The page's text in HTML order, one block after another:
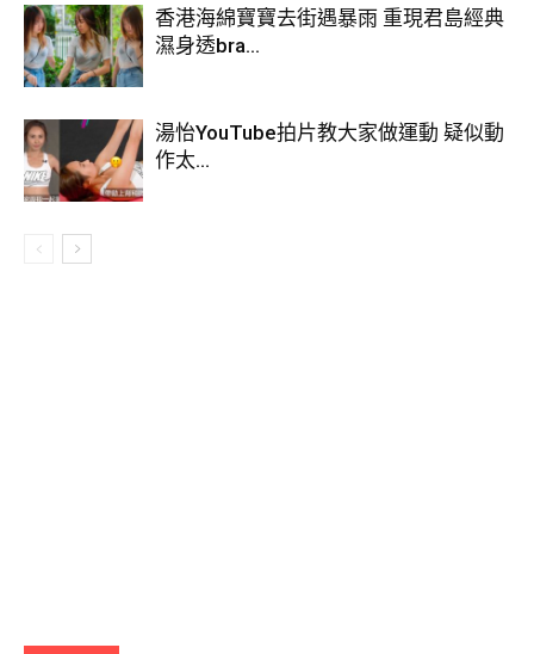
香港海綿寶寶去街遇暴雨 重現君島經典
濕身透bra...
湯怡YouTube拍片教大家做運動 疑似動
作太...